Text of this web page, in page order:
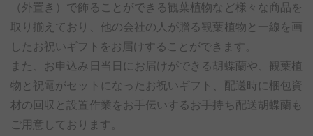
（外置き）で飾ることができる観葉植物など様々な商品を
取り揃えており、他の会社の人が贈る観葉植物と一線を画
したお祝いギフトをお届けすることができます。
また、お申込み日当日にお届けができる胡蝶蘭や、観葉植
物と祝電がセットになったお祝いギフト、配送時に梱包資
材の回収と設置作業をお手伝いするお手持ち配送胡蝶蘭も
ご用意しております。